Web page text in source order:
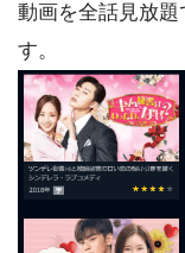
動画を全話見放
す。